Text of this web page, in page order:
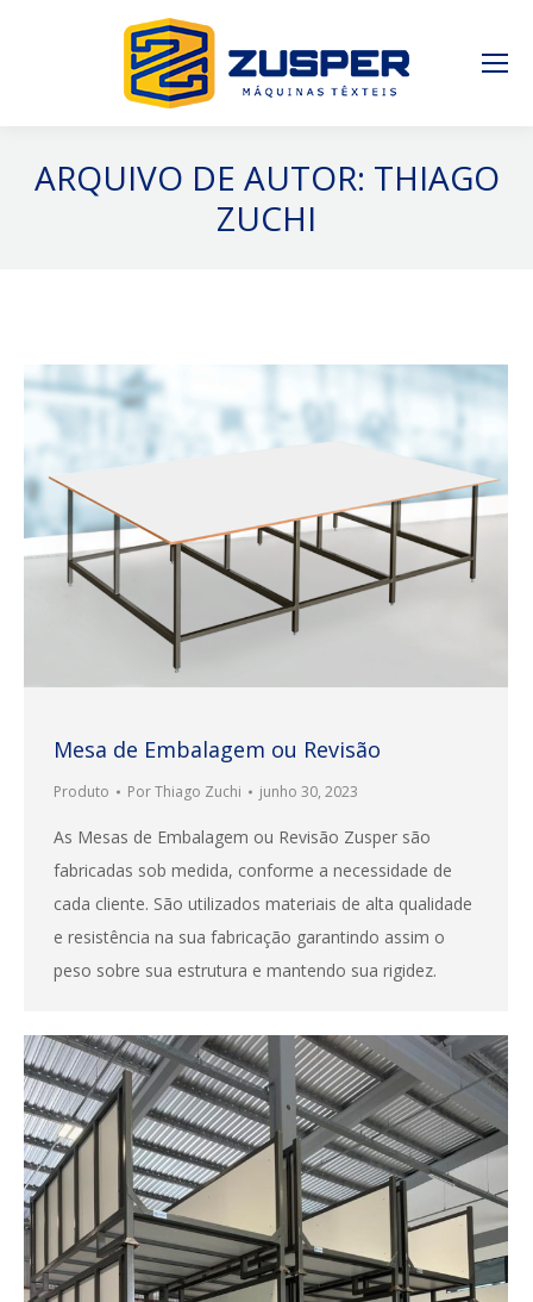
ARQUIVO DE AUTOR: THIAGO
ZUCHI
Mesa de Embalagem ou Revisão
Produto PorThiago Zuchi junho 30, 2023
As Mesas de Embalagem ou Revisão Zusper são
fabricadas sob medida, conforme a necessidade de
cada cliente. São utilizados materiais de alta qualidade
e resistência na sua fabricação garantindo assim o
peso sobre sua estrutura e mantendo sua rigidez.